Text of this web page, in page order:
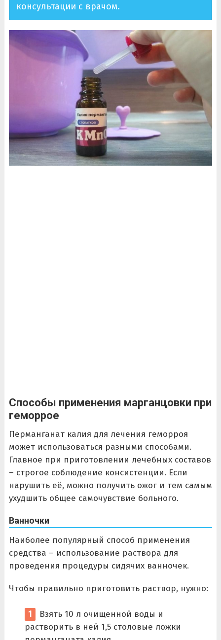
консультации с врачом.
Способы применения марганцовки при
геморрое
Перманганат калия для лечения геморроя
может использоваться разными способами.
Главное при приготовлении лечебных составов
– строгое соблюдение консистенции. Если
нарушить её, можно получить ожог и тем самым
ухудшить общее самочувствие больного.
Ванночки
Наиболее популярный способ применения
средства – использование раствора для
проведения процедуры сидячих ванночек.
Чтобы правильно приготовить раствор, нужно:
Взять 10 л очищенной воды и
растворить в ней 1,5 столовые ложки